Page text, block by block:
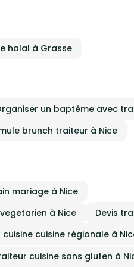
halal à Grasse
un baptême avec
brunch traiteur à Nice
mariage à Nice
à Nice
Devis
cuisine régionale à
cuisine sans gluten à